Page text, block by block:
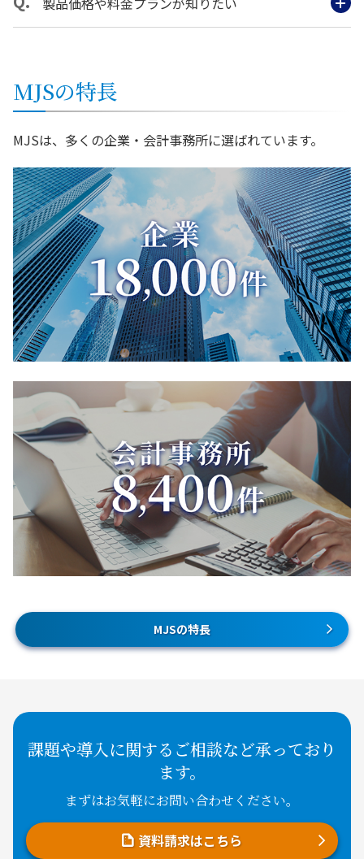
MJSの特長
MJSは、多くの企業・会計事務所に選ばれています。
MJSの特長
課題や導入に関するご相談など承っており
ます。
まずはお気軽にお問い合わせください。
資料請求はこちら